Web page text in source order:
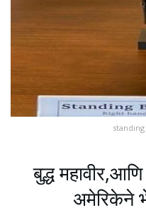
बुद्ध
अमेरिकेने